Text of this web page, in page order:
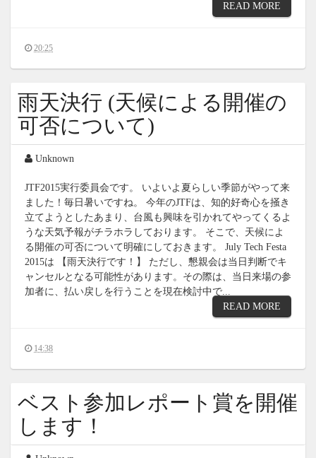
READ MORE
20:25
雨天決行 (天候による開催の
可否について)
Unknown
JTF2015実行委員会です。 いよいよ夏らしい季節がやって来
ました！毎日暑いですね。 今年のJTFは、知的好奇心を掻き
立てようとしたあまり、台風も興味を引かれてやってくるよ
うな天気予報がチラホラしております。 そこで、天候によ
る開催の可否について明確にしておきます。 July Tech Festa
2015は 【雨天決行です！】 ただし、懇親会は当日判断でキ
ャンセルとなる可能性があります。その際は、当日来場の参
加者に、払い戻しを行うことを現在検討中で...
READ MORE
14:38
ベスト参加レポート賞を開催
します！